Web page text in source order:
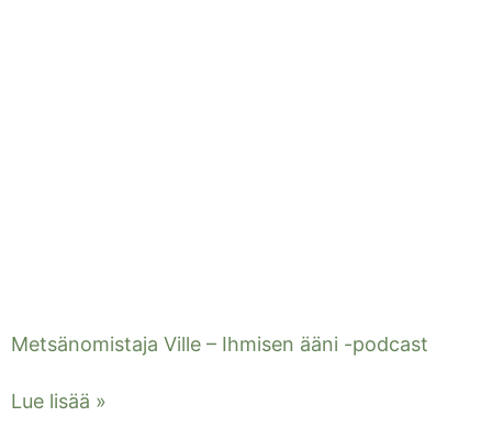
Metsänomistaja Ville – Ihmisen ääni -podcast
Lue lisää »